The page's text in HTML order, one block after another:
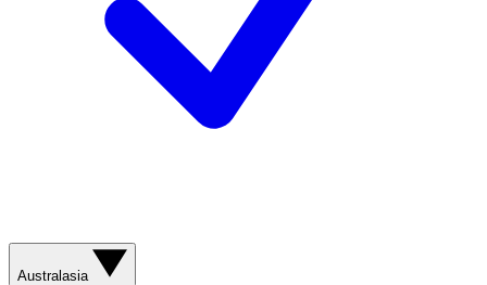
Australasia